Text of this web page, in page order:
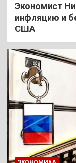
Экономист
инфляцию и
США